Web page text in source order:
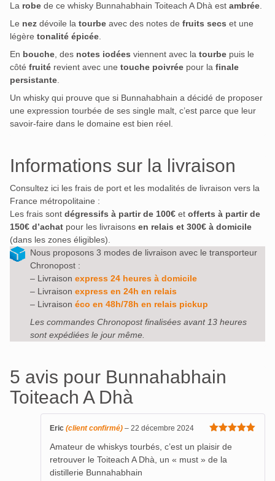
La robe de ce whisky Bunnahabhain Toiteach A Dhà est ambrée.
Le nez dévoile la tourbe avec des notes de fruits secs et une
légère tonalité épicée.
En bouche, des notes iodées viennent avec la tourbe puis le
côté fruité revient avec une touche poivrée pour la finale
persistante.
Un whisky qui prouve que si Bunnahabhain a décidé de proposer
une expression tourbée de ses single malt, c’est parce que leur
savoir-faire dans le domaine est bien réel.
Informations sur la livraison
Consultez ici les frais de port et les modalités de livraison vers la
France métropolitaine :
Les frais sont dégressifs à partir de 100€ et offerts à partir de
150€ d’achat pour les livraisons en relais et 300€ à domicile
(dans les zones éligibles).
Nous proposons 3 modes de livraison avec le transporteur
Chronopost :
– Livraison express 24 heures à domicile
– Livraison express en 24h en relais
– Livraison éco en 48h/78h en relais pickup
Les commandes Chronopost finalisées avant 13 heures
sont expédiées le jour même.
5 avis pour Bunnahabhain
Toiteach A Dhà
5
Eric (client confirmé) – 22 décembre 2024
Amateur de whiskys tourbés, c’est un plaisir de
retrouver le Toiteach A Dhà, un « must » de la
distillerie Bunnahabhain